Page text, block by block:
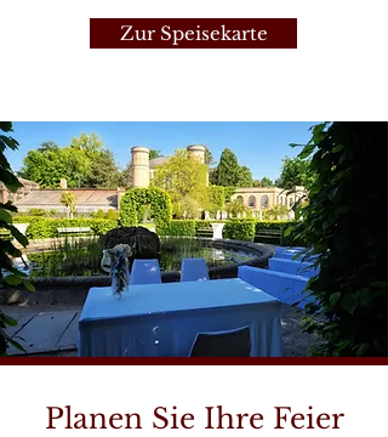
Zur Speisekarte
Planen Sie Ihre Feier